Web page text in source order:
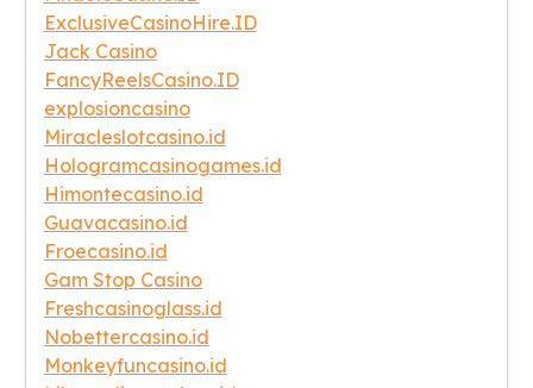
ExclusiveCasinoHire.ID
Jack Casino
FancyReelsCasino.ID
explosioncasino
Miracleslotcasino.id
Hologramcasinogames.id
Himontecasino.id
Guavacasino.id
Froecasino.id
Gam Stop Casino
Freshcasinoglass.id
Nobettercasino.id
Monkeyfuncasino.id